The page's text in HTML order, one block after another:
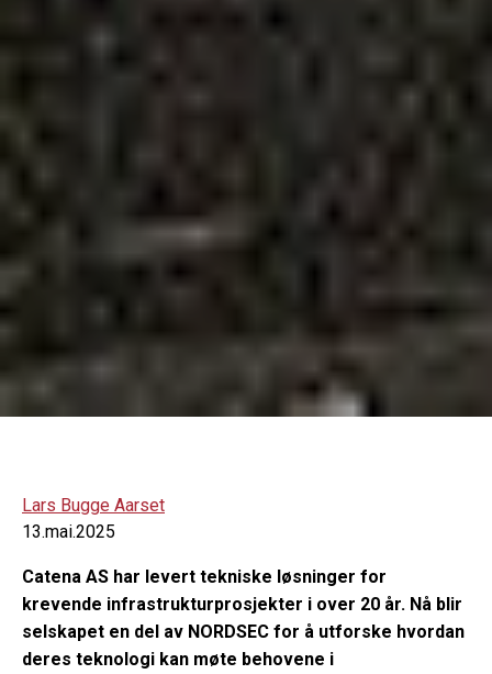
Lars Bugge Aarset
13.mai.2025
Catena AS har levert tekniske løsninger for
krevende infrastrukturprosjekter i over 20 år. Nå blir
selskapet en del av NORDSEC for å utforske hvordan
deres teknologi kan møte behovene i